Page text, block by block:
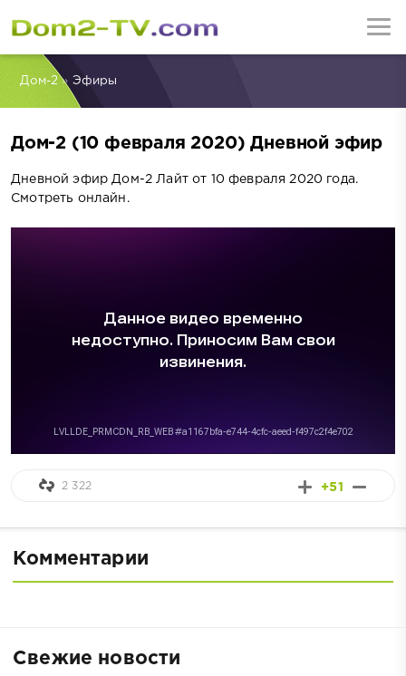
Дом-2» Эфиры
Дом-2 (10 февраля 2020) Дневной эфир
Дневной эфир Дом-2 Лайт от 10 февраля 2020 года.
Смотреть онлайн.
+51
2 322
Комментарии
Свежие новости